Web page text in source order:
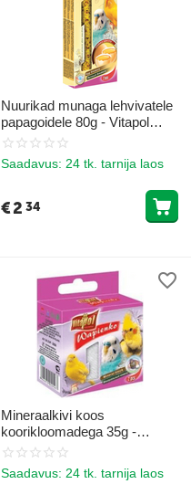
Nuurikad munaga lehvivatele
papagoidele 80g - Vitapol
STANDARD Smakers muna
Saadavus: 24 tk. tarnija laos
€2 34
Mineraalkivi koos
koorikloomadega 35g -
Vitapol MINERAL BLOCK
Saadavus: 24 tk. tarnija laos